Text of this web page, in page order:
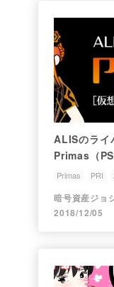
ALISのライ
Primas（
Primas PRI
ジョシちゃんの
暗号資産ジ
2018/12/05